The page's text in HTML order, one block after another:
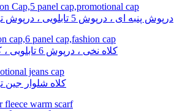
524: درپوش پنبه ای ، درپوش 5 تابلویی ، درپوش تبلیغاتی
366: کلاه نخی ، درپوش 6 تابلویی ، کلاه مد
211: کلاه شلوار جین